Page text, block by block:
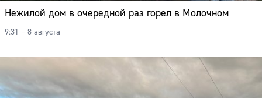
Нежилой дом в очередной раз горел в Молочном
9:31 – 8 августа